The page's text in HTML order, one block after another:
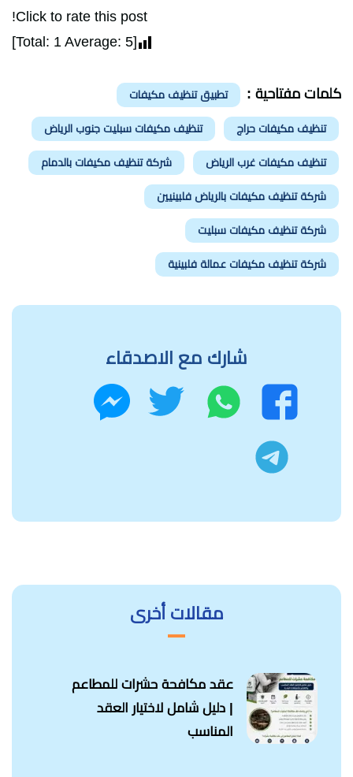
Click to rate this post!
[Total:
1 Average: 5
]
كلمات مفتاحية : تطبيق تنظيف مكيفات
تنظيف مكيفات حراج تنظيف مكيفات سبليت جنوب الرياض
تنظيف مكيفات غرب الرياض شركة تنظيف مكيفات بالدمام
شركة تنظيف مكيفات بالرياض فلبينيين
شركة تنظيف مكيفات سبليت
شركة تنظيف مكيفات عمالة فلبينية
شارك مع الاصدقاء
فيسبوك
واتساب تويتر
مقالات أخرى
عقد مكافحة حشرات للمطاعم
| دليل شامل لاختيار العقد
المناسب